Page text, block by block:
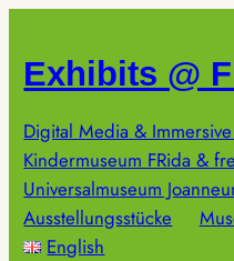
springen
Exhibits @
Digital Media & Immersive
Kindermuseum FRida &
Universalmuseum
Ausstellungsstücke
English